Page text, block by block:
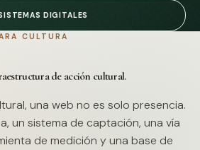
DIGITALES
CULTURA
de acción cultural.
una web no es solo presencia.
un sistema de captación, una vía
de medición y una base de